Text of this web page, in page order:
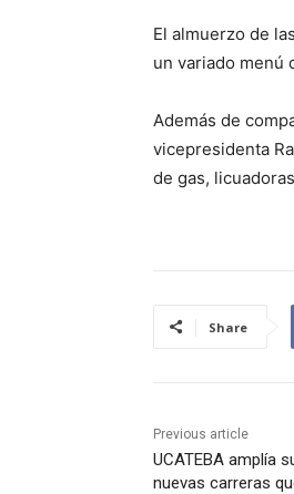
El almuerzo de
un variado menú
Además de
vicepresidenta
de gas,
Share
Previous article
UCATEBA amplía
nuevas carreras